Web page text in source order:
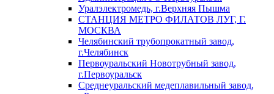
Уралэлектромедь, г.Верхняя Пышма
СТАНЦИЯ МЕТРО ФИЛАТОВ ЛУГ, Г.
МОСКВА
Челябинский трубопрокатный завод,
г.Челябинск
Первоуральский Новотрубный завод,
г.Первоуральск
Среднеуральский медеплавильный завод,